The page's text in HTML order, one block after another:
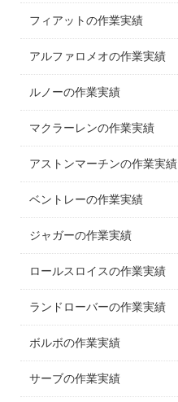
フィアットの作業実績
アルファロメオの作業実績
ルノーの作業実績
マクラーレンの作業実績
アストンマーチンの作業実績
ベントレーの作業実績
ジャガーの作業実績
ロールスロイスの作業実績
ランドローバーの作業実績
ボルボの作業実績
サーブの作業実績